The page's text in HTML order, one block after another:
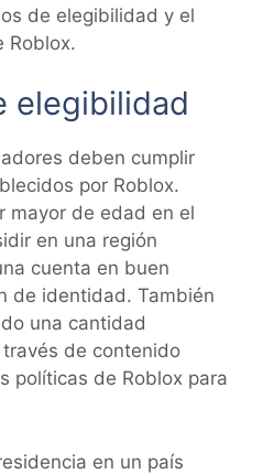
de elegibilidad y el
Roblox.
elegibilidad
deben cumplir
por Roblox.
mayor de edad en el
en una región
cuenta en buen
de identidad. También
una cantidad
través de contenido
políticas de Roblox para
en un país